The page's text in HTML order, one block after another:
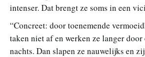
intenser. Dat brengt ze soms in een
“Concreet: door toenemende
taken niet af en werken ze langer door
nachts. Dan slapen ze nauwelijks en